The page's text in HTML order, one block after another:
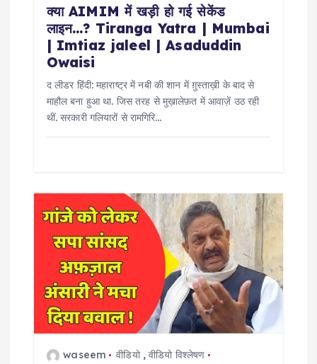
क्या AIMIM में खड़ी हो गई सेकेंड
लाइन…? Tiranga Yatra | Mumbai
| Imtiaz jaleel | Asaduddin
Owaisi
द लीडर हिंदी: महाराष्ट्र में नबी की शान में ग़ुस्ताख़ी के बाद से
माहौल बना हुआ था. जिस तरह से मुख़ालेफ़त में आवाज़ें उठ रही
थीं. सरकारी गलियारों से रामगिरि…
waseem वीडियो,वीडियो विश्लेषण